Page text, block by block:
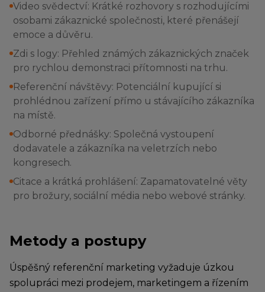
Video svědectví: Krátké rozhovory s rozhodujícími
osobami zákaznické společnosti, které přenášejí
emoce a důvěru.
Zdi s logy: Přehled známých zákaznických značek
pro rychlou demonstraci přítomnosti na trhu.
Referenční návštěvy: Potenciální kupující si
prohlédnou zařízení přímo u stávajícího zákazníka
na místě.
Odborné přednášky: Společná vystoupení
dodavatele a zákazníka na veletrzích nebo
kongresech.
Citace a krátká prohlášení: Zapamatovatelné věty
pro brožury, sociální média nebo webové stránky.
Metody a postupy
Úspěšný referenční marketing vyžaduje úzkou
spolupráci mezi prodejem, marketingem a řízením